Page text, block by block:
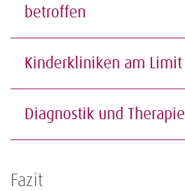
betroffen
Kinderkliniken am Limit
Diagnostik und Therapie
Fazit